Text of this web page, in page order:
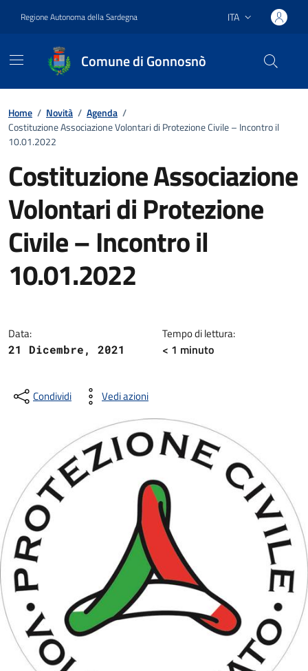
Regione Autonoma della Sardegna Lingua attiva:
ITA
Comune di Gonnosnò
Home / Novità / Agenda /
Costituzione Associazione Volontari di Protezione Civile – Incontro il
10.01.2022
Costituzione Associazione
Volontari di Protezione
Civile – Incontro il
10.01.2022
Data:
21 Dicembre, 2021
Tempo di lettura:
< 1 minuto
Condividi Vedi azioni